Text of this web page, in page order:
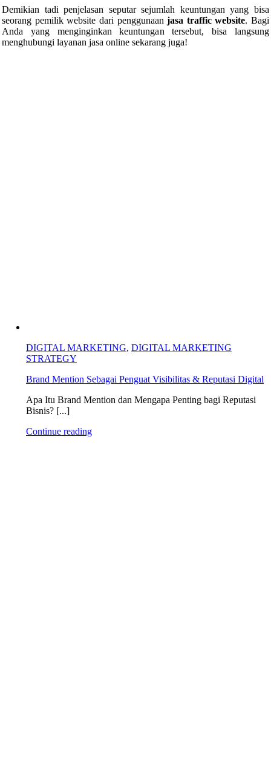
Demikian tadi penjelasan seputar sejumlah keuntungan yang bisa
seorang pemilik website dari penggunaanjasa traffic website. Bagi
Anda yang menginginkan keuntungan tersebut, bisa langsung
menghubungi layanan jasa online sekarang juga!
DIGITAL MARKETING, DIGITAL MARKETING
STRATEGY
Brand Mention Sebagai Penguat Visibilitas & Reputasi Digital
Apa Itu Brand Mention dan Mengapa Penting bagi Reputasi
Bisnis? [...]
Continue reading